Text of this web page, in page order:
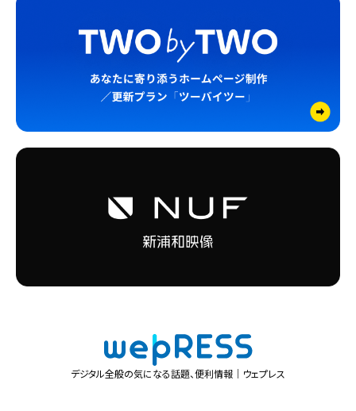
デジタル全般の気になる話題、便利情報｜ウェプレス